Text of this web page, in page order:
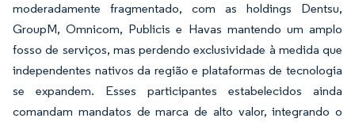
moderadamente fragmentado, com as holdings Dentsu,
GroupM, Omnicom, Publicis e Havas mantendo um amplo
fosso de serviços, mas perdendo exclusividade à medida que
independentes nativos da região e plataformas de tecnologia
se expandem. Esses participantes estabelecidos ainda
comandam mandatos de marca de alto valor, integrando o